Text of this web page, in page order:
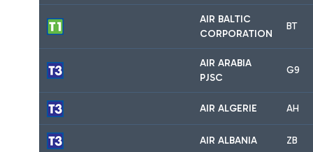
AIR BALTIC
CORPORATION
BT
AIR ARABIA
PJSC
G9
AIR ALGERIE AH
AIR ALBANIA ZB